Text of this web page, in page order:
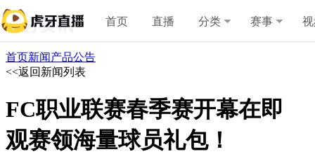
官方资讯
首页新闻产品公告
<<返回新闻列表
FC职业联赛春季赛开幕在即
观赛领海量球员礼包！
虎
牙
搜
索
首页 直播 分类 赛事